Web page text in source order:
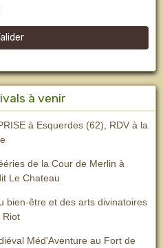
à venir
à Esquerdes (62), RDV à la
de la Cour de Merlin à
Le Chateau
bien-être et des arts divinatoires
Riot
Méd'Aventure au Fort de